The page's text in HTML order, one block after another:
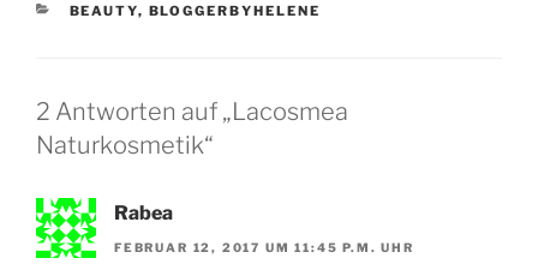
KATEGORIEN
BEAUTY, BLOGGERBYHELENE
2 Antworten auf „Lacosmea
Naturkosmetik“
Rabea
FEBRUAR 12, 2017 UM 11:45 P.M. UHR